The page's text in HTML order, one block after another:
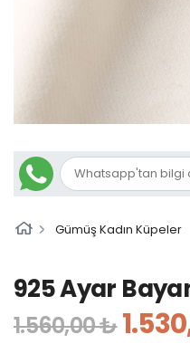
Gümüş Kadın Küpeler
925 Ayar
1.560,00 ₺